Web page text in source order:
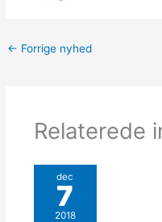
← Forrige nyhed
Relaterede
dec
7
2018